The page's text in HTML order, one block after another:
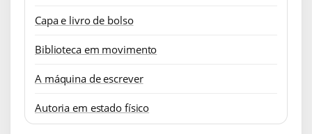
Capa e livro de bolso
Biblioteca em movimento
A máquina de escrever
Autoria em estado físico